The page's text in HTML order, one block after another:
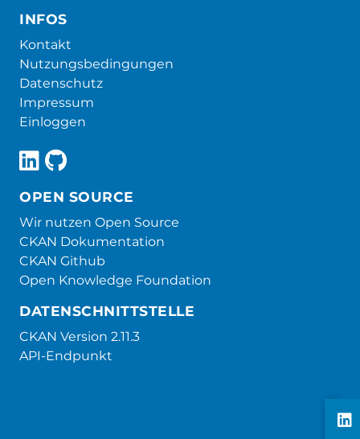
INFOS
Kontakt
Nutzungsbedingungen
Datenschutz
Impressum
Einloggen
OPEN SOURCE
Wir nutzen Open Source
CKAN Dokumentation
CKAN Github
Open Knowledge Foundation
DATENSCHNITTSTELLE
CKAN Version 2.11.3
API-Endpunkt